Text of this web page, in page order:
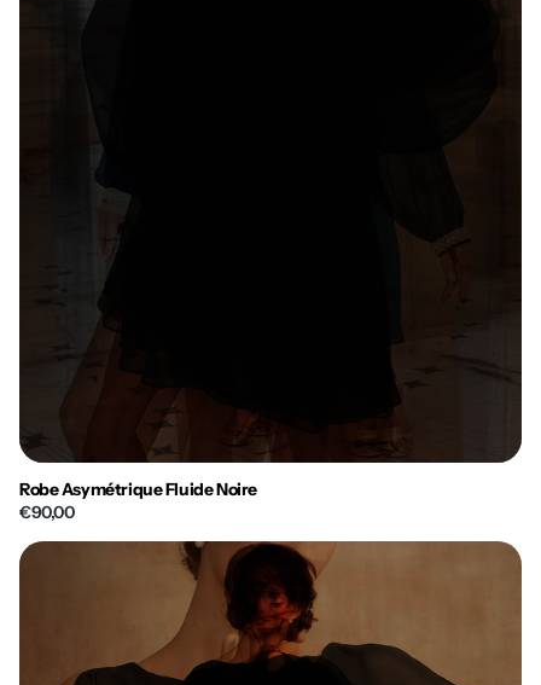
Robe Asymétrique Fluide Noire
€90,00